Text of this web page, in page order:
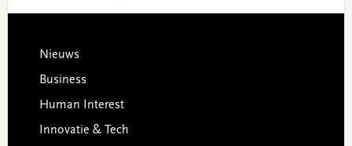
Footer
Nieuws
Business
Human Interest
Innovatie & Tech